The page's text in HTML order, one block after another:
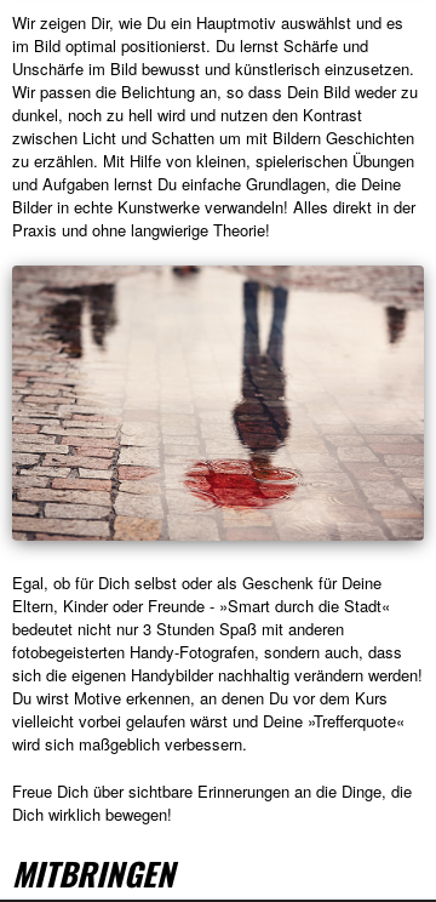
Wir zeigen Dir, wie Du ein Hauptmotiv auswählst und es
im Bild optimal positionierst. Du lernst Schärfe und
Unschärfe im Bild bewusst und künstlerisch einzusetzen.
Wir passen die Belichtung an, so dass Dein Bild weder zu
dunkel, noch zu hell wird und nutzen den Kontrast
zwischen Licht und Schatten um mit Bildern Geschichten
zu erzählen. Mit Hilfe von kleinen, spielerischen Übungen
und Aufgaben lernst Du einfache Grundlagen, die Deine
Bilder in echte Kunstwerke verwandeln! Alles direkt in der
Praxis und ohne langwierige Theorie!
Egal, ob für Dich selbst oder als Geschenk für Deine
Eltern, Kinder oder Freunde - »Smart durch die Stadt«
bedeutet nicht nur 3 Stunden Spaß mit anderen
fotobegeisterten Handy-Fotografen, sondern auch, dass
sich die eigenen Handybilder nachhaltig verändern werden!
Du wirst Motive erkennen, an denen Du vor dem Kurs
vielleicht vorbei gelaufen wärst und Deine »Trefferquote«
wird sich maßgeblich verbessern.
Freue Dich über sichtbare Erinnerungen an die Dinge, die
Dich wirklich bewegen!
MITBRINGEN